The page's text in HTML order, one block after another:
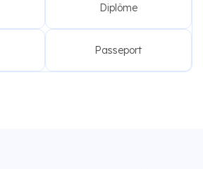
Diplôme
Passeport